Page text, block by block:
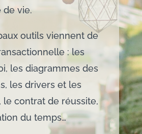
de vie.
outils viennent de
: les
les diagrammes des
les drivers et les
le contrat de réussite,
du temps…